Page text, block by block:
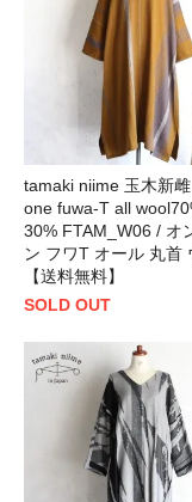
tamaki niime 玉木新
one fuwa-T all
30% FTAM_W06 / オ
ン フワT オール 丸首
【送料無料】
SOLD OUT